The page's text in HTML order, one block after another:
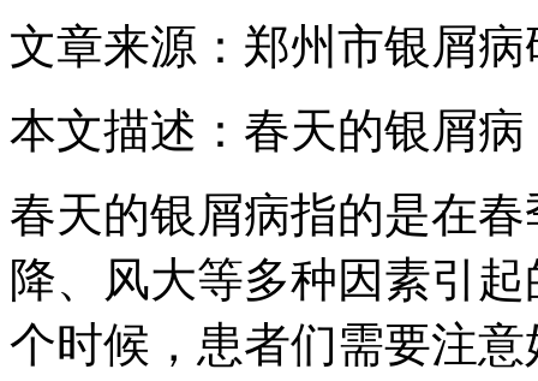
文章来源：郑州市银屑病
本文描述：春天的银屑病
春天的银屑病指的是在
降、风大等多种因素引
个时候，患者们需要注